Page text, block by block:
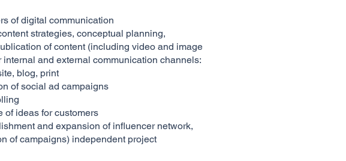
of digital communication
strategies, conceptual planning,
of content (including video and image
internal and external communication channels:
blog, print
of social ad campaigns
of ideas for customers
and expansion of influencer network,
of campaigns) independent project